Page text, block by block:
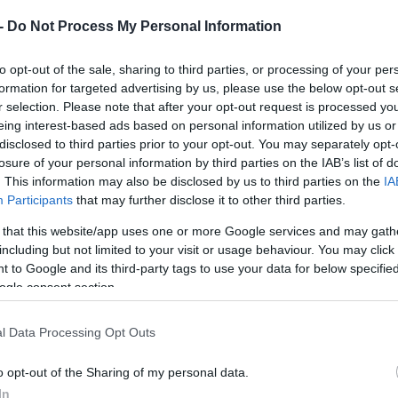
Do Not Process My Personal Information
opt-out of the sale, sharing to third parties, or processing of your
for targeted advertising by us, please use the below opt-out
selection. Please note that after your opt-out request is processed
interest-based ads based on personal information utilized by us
to third parties prior to your opt-out. You may separately
of your personal information by third parties on the IAB’s list of
This information may also be disclosed by us to third parties on the
Participants that may further disclose it to other third parties.
that this website/app uses one or more Google services and may
but not limited to your visit or usage behaviour. You may
to Google and its third-party tags to use your data for below
consent section.
Data Processing Opt Outs
opt-out of the Sharing of my personal data.
σήμερα και να συμβάλουν έμπρακτα
παράλληλα παρασκεύασαν1.450 κάψουλες
ανάπτυξη μελισσοκομικών και άλλων
ειδικό προστατευτικό εξοπλισμό,ήρθαν
μελισσοκομίας, αποκτώντας μια ουσιαστική
για το περιβάλλον και την ανθρώπινη ζωή. Η
, έναν οργανισμό αφιερωμένο στην
για τη ζωή στον πλανήτη.
σε μία μόνο ημέρα δράσης. Αντίθετα,
των μελισσών που θα εξελιχθεί στη
και υποστήριξη των κυψελών που
ενημέρωσης και ευαισθητοποίησης γύρω